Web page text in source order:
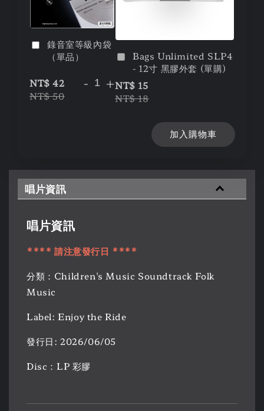
錄音室等級內袋
（單品）
NT$ 42
NT$ 50
- +
Bags Unlimited SLP4
- 12寸 黑膠外套 (單購)
NT$ 15
NT$ 18
加入購物車
唱片資訊
唱片資訊
**** 請注意發行日 ****
分類：Children's Music Soundtrack Folk
Music
Label: Enjoy the Ride
發行日: 2026/06/05
Disc：LP 彩膠